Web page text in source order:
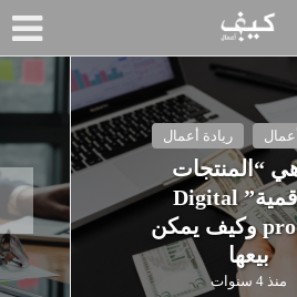
ريادة أعمال
“المنتجات
الرقمية” Digital
products وكيف يمكن
بيعها
منذ 4 سنوات